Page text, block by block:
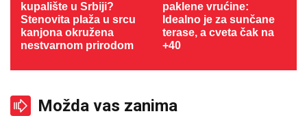
kupalište u Srbiji?
Stenovita plaža u srcu
kanjona okružena
nestvarnom prirodom
paklene vrućine:
Idealno je za sunčane
terase, a cveta čak na
+40
Možda vas zanima